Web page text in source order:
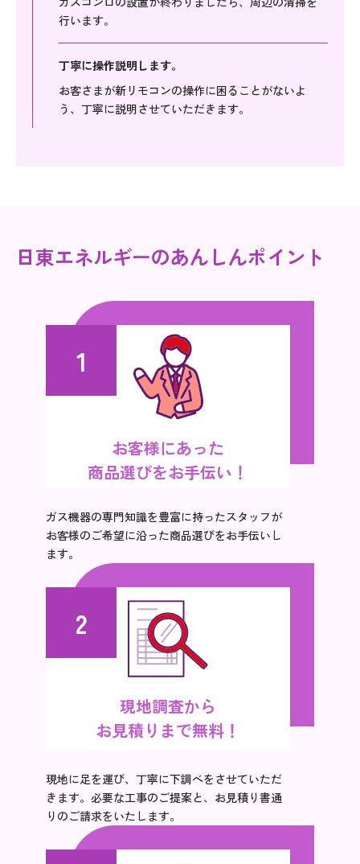
行います。
丁寧に操作説明します。
お客さまが新リモコンの操作に困ることがないよ
う、丁寧に説明させていただきます。
日東エネルギーのあんしんポイント
1
お客様にあった
商品選びをお手伝い！
ガス機器の専門知識を豊富に持ったスタッフが
お客様のご希望に沿った商品選びをお手伝いし
ます。
2
現地調査から
お見積りまで無料！
現地に足を運び、丁寧に下調べをさせていただ
きます。必要な工事のご提案と、お見積り書通
りのご請求をいたします。